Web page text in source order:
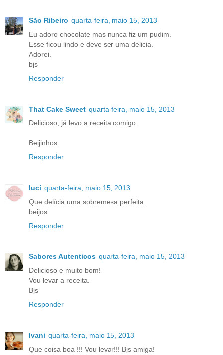
São Ribeiro quarta-feira, maio 15, 2013
Eu adoro chocolate mas nunca fiz um pudim.
Esse ficou lindo e deve ser uma delicia.
Adorei.
bjs
Responder
That Cake Sweet quarta-feira, maio 15, 2013
Delicioso, já levo a receita comigo.
Beijinhos
Responder
luci quarta-feira, maio 15, 2013
Que delícia uma sobremesa perfeita
beijos
Responder
Sabores Autenticos quarta-feira, maio 15, 2013
Delicioso e muito bom!
Vou levar a receita.
Bjs
Responder
Ivani quarta-feira, maio 15, 2013
Que coisa boa !!! Vou levar!!! Bjs amiga!